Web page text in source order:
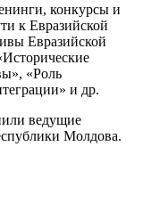
конкурсы и
к Евразийской
Евразийской
«Роль
и др.
ведущие
Молдова.